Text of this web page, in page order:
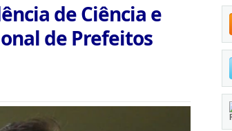
de Ciência e
de Prefeitos